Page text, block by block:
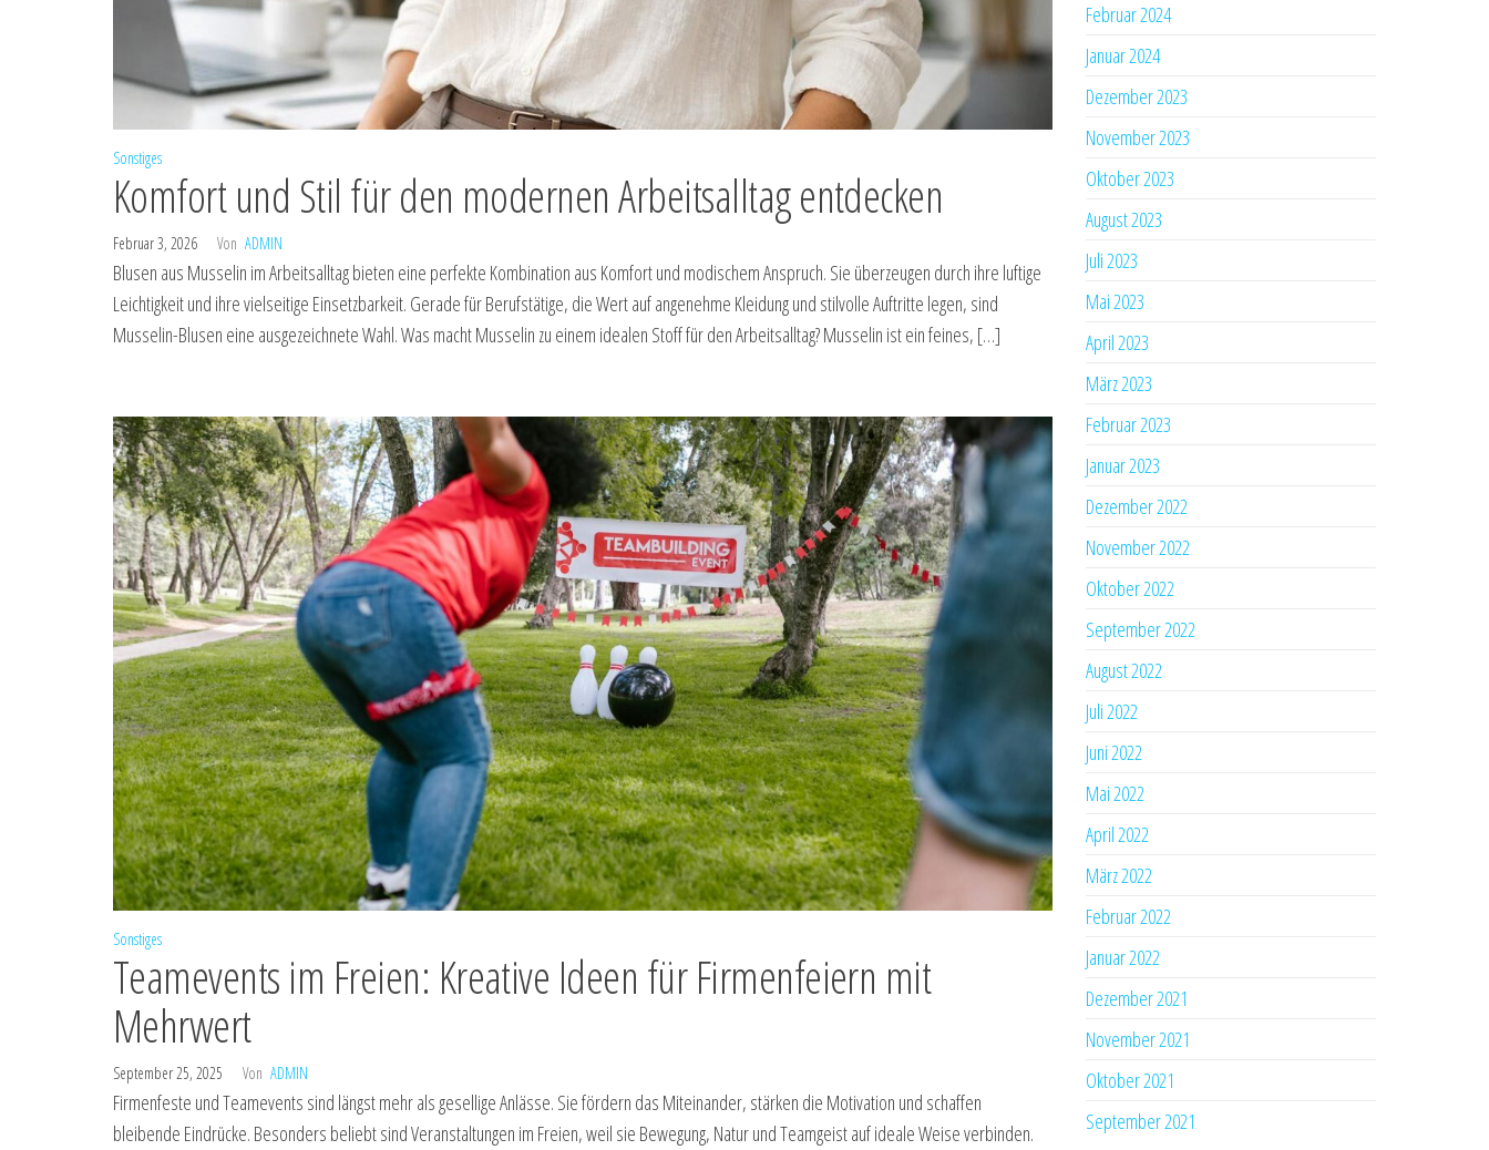
Sonstiges
Komfort und Stil für den modernen Arbeitsalltag entdecken
Februar 3, 2026 Von ADMIN
Blusen aus Musselin im Arbeitsalltag bieten eine perfekte Kombination aus Komfort und modischem Anspruch. Sie überzeugen durch ihre luftige
Leichtigkeit und ihre vielseitige Einsetzbarkeit. Gerade für Berufstätige, die Wert auf angenehme Kleidung und stilvolle Auftritte legen, sind
Musselin-Blusen eine ausgezeichnete Wahl. Was macht Musselin zu einem idealen Stoff für den Arbeitsalltag? Musselin ist ein feines, […]
Sonstiges
Teamevents im Freien: Kreative Ideen für Firmenfeiern mit
Mehrwert
September 25, 2025 Von ADMIN
Firmenfeste und Teamevents sind längst mehr als gesellige Anlässe. Sie fördern das Miteinander, stärken die Motivation und schaffen
bleibende Eindrücke. Besonders beliebt sind Veranstaltungen im Freien, weil sie Bewegung, Natur und Teamgeist auf ideale Weise verbinden.
Februar 2024
Januar 2024
Dezember 2023
November 2023
Oktober 2023
August 2023
Juli 2023
Mai 2023
April 2023
März 2023
Februar 2023
Januar 2023
Dezember 2022
November 2022
Oktober 2022
September 2022
August 2022
Juli 2022
Juni 2022
Mai 2022
April 2022
März 2022
Februar 2022
Januar 2022
Dezember 2021
November 2021
Oktober 2021
September 2021